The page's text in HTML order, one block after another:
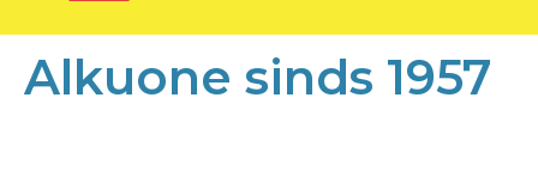
Alkuone sinds 1957